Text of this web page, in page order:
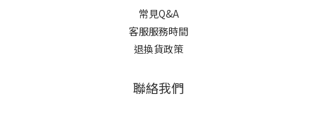
常見Q&A
客服服務時間
退換貨政策
聯絡我們